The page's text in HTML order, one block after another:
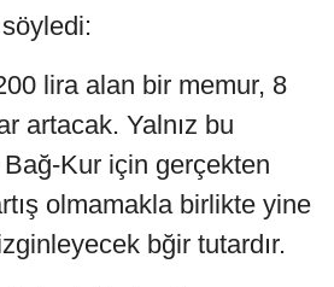
lira alan bir memur, 8
artacak. Yalnız bu
Kur için gerçekten
olmamakla birlikte yine
bğir tutardır.